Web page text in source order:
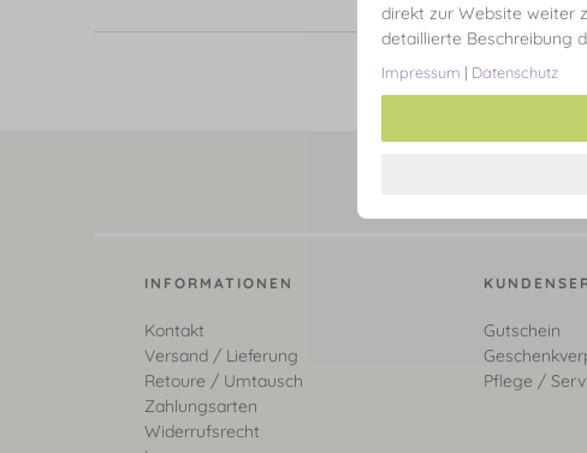
INFORMATIONEN
Kontakt
Versand / Lieferung
Retoure / Umtausch
Zahlungsarten
Widerrufsrecht
Gutschein
Pflege /
direkt zur Website weiter
detaillierte Beschreibung
Impressum | Datenschutz